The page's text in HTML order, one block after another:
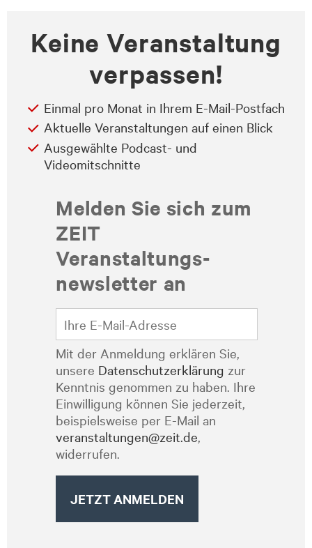
Keine Veranstaltung
verpassen!
Einmal pro Monat in Ihrem E-Mail-Postfach
Aktuelle Veranstaltungen auf einen Blick
Ausgewählte Podcast- und
Videomitschnitte
Melden Sie sich zum
ZEIT
Veranstaltungs­
newsletter an
Mit der Anmeldung erklären Sie,
unsere Datenschutzerklärung zur
Kenntnis genommen zu haben. Ihre
Einwilligung können Sie jederzeit,
beispielsweise per E-Mail an
veranstaltungen@zeit.de,
widerrufen.